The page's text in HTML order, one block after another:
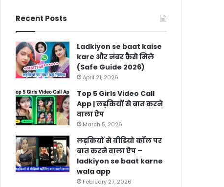
Recent Posts
Ladkiyon se baat kaise
kare और नंबर कैसे मिले
(Safe Guide 2026)
April 21, 2026
Top 5 Girls Video Call
App | लड़कियों से बात करने
वाला ऐप
March 5, 2026
लड़कियों से वीडियो कॉल पर
बात करने वाला ऐप –
ladkiyon se baat karne
wala app
February 27, 2026